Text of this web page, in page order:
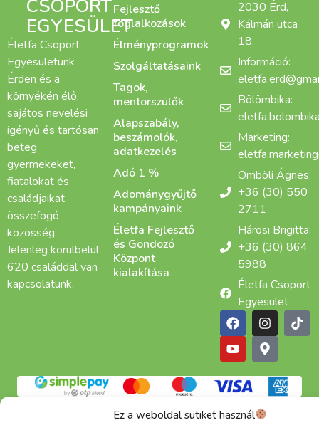
Ez a weboldal sütiket használ
CSOPORT
EGYESÜLET
Életfa Csoport
Egyesületünk
Érden és a
környékén élő,
sajátos nevelési
igényű és tartósan
beteg
gyermekeket,
fiatalokat és
családjaikat
összefogó
közösség.
Jelenleg körülbelül
620 családdal van
kapcsolatunk.
Fejlesztő
foglalkozások
Élményprogramok
Szolgáltatásaink
Tagok,
mentorszülők
Alapszabály,
beszámolók,
adatkezelés
Adó 1 %
Adománygyűjtő
kampányaink
Életfa Fejlesztő
és Gondozó
Központ
kialakítása
2030 Érd,
Kálmán utca
18.
Információ:
Bölömbika:
Marketing:
Ömböli Ágnes:
+36 (30) 550
2711
Hárosi Brigitta:
+36 (30) 864
5988
Életfa Csoport
Egyesület
ÁSZF
Alapítva: 2015 | Copyright © 2025 Életfa Csoport |